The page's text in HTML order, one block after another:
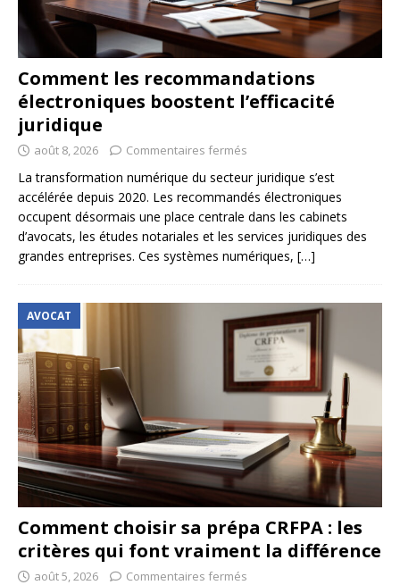
Comment les recommandations
électroniques boostent l’efficacité
juridique
août 8, 2026 Commentaires fermés
La transformation numérique du secteur juridique s’est
accélérée depuis 2020. Les recommandés électroniques
occupent désormais une place centrale dans les cabinets
d’avocats, les études notariales et les services juridiques des
grandes entreprises. Ces systèmes numériques, […]
AVOCAT
Comment choisir sa prépa CRFPA : les
critères qui font vraiment la différence
août 5, 2026 Commentaires fermés